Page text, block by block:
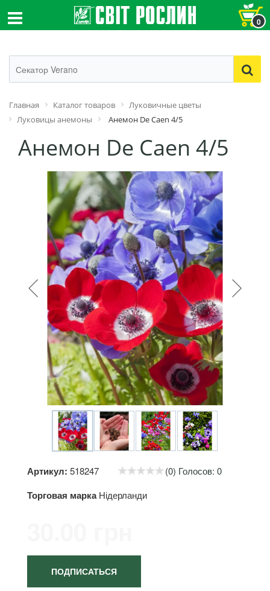
0
Главная Каталог товаров
Луковичные цветы
Луковицы анемоны
Анемон De Caen 4/5
Анемон De Caen 4/5
Артикул: 518247 (0) Голосов: 0
Торговая марка Нідерланди
ПОДПИСАТЬСЯ